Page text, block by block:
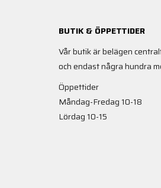
BUTIK & ÖPPETTIDER
Vår butik är belägen
och endast några hundra
Öppettider
Måndag-Fredag 10-18
Lördag 10-15